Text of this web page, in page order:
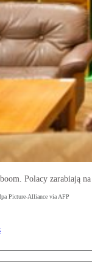
Polacy zarabiają
Picture-Alliance via AFP